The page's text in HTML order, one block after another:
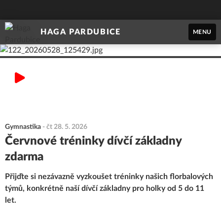
HAGA PARDUBICE MENU
Gymnastika - čt 28. 5. 2026
Červnové tréninky dívčí základny
zdarma
Přijďte si nezávazně vyzkoušet tréninky našich florbalových
týmů, konkrétně naší dívčí základny pro holky od 5 do 11
let.